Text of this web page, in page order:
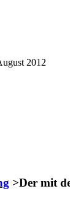
2012
>Der mit